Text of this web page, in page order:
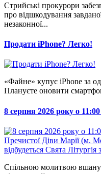
Стрийські прокурори
про відшкодування
незаконної...
Продати iPhone? Легко!
«Файне» купує iPhone за
Плануєте оновити
8 серпня 2026 року о
Спільною молитвою